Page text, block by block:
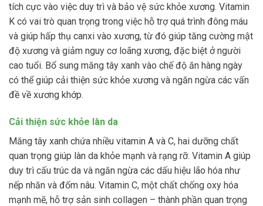
tích cực vào việc duy trì và bảo vệ sức khỏe xương. Vitamin
K có vai trò quan trọng trong việc hỗ trợ quá trình đông máu
và giúp hấp thụ canxi vào xương, từ đó giúp tăng cường mật
độ xương và giảm nguy cơ loãng xương, đặc biệt ở người
cao tuổi. Bổ sung măng tây xanh vào chế độ ăn hàng ngày
có thể giúp cải thiện sức khỏe xương và ngăn ngừa các vấn
đề về xương khớp.
Cải thiện sức khỏe làn da
Măng tây xanh chứa nhiều vitamin A và C, hai dưỡng chất
quan trọng giúp làn da khỏe mạnh và rạng rỡ. Vitamin A giúp
duy trì cấu trúc da và ngăn ngừa các dấu hiệu lão hóa như
nếp nhăn và đốm nâu. Vitamin C, một chất chống oxy hóa
mạnh mẽ, hỗ trợ sản sinh collagen – thành phần quan trọng